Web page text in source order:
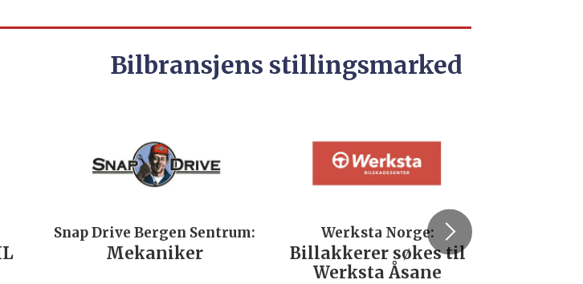
Bilbransjens stillingsmarked
Snap Drive Bergen Sentrum:
Mekaniker
Werksta Norge:
Billakkerer søkes til
Werksta Åsane